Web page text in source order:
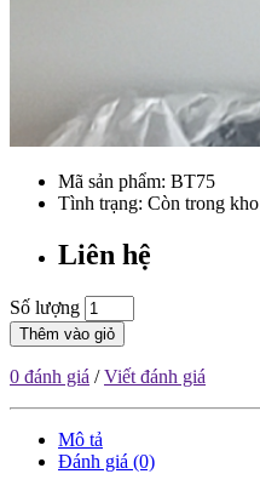
Mã sản phẩm: BT75
Tình trạng: Còn trong kho
Liên hệ
Số lượng
Thêm vào giỏ
0 đánh giá /Viết đánh giá
Mô tả
Đánh giá (0)